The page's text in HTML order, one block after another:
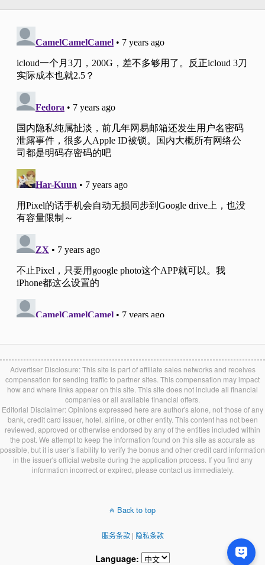
Advertiser Disclosure: This site is part of affiliate sales networks and receives
compensation for sending traffic to partner sites. This compensation may impact
how and where links appear on this site. This site does not include all financial
companies or all available financial offers.
Editorial Disclaimer: Opinions expressed here are author's alone, not those of any
bank, credit card issuer, hotel, airline, or other entity. This content has not been
reviewed, approved or otherwise endorsed by any of the entities included within
the post. We attempt to keep the information found on this site as accurate as
possible, but it is user’s liability to verify the bonus and other credit card information
in the issuer's official website during the application process. If you find any
information incorrect or expired, please contact us immediately.
Back to top
服务条款| 隐私条款
Language: